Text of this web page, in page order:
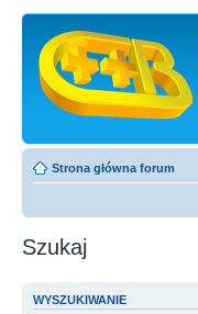
Strona główna forum
Szukaj
WYSZUKIWANIE